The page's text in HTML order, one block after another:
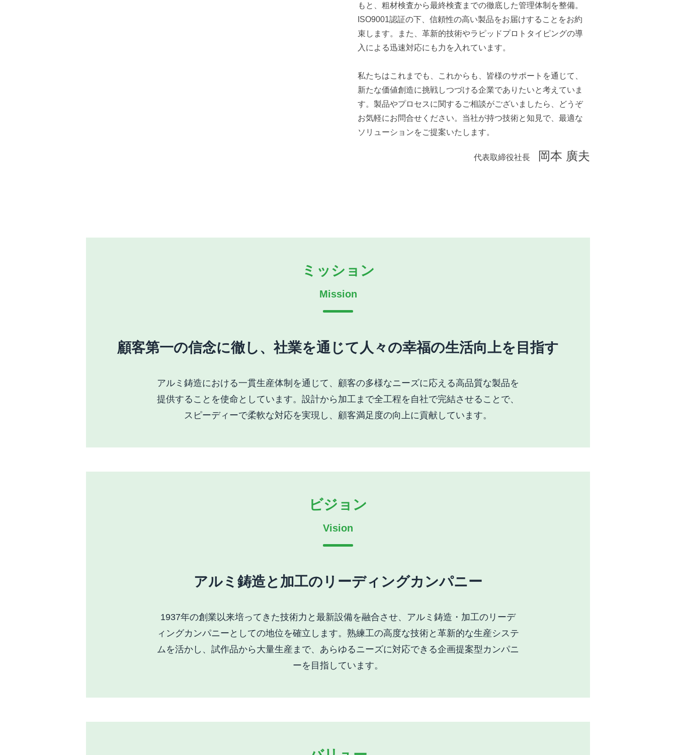
もと、粗材検査から最終検査までの徹底した管理体制を整備。
ISO9001認証の下、信頼性の高い製品をお届けすることをお約
束します。また、革新的技術やラピッドプロトタイピングの導
入による迅速対応にも力を入れています。
私たちはこれまでも、これからも、皆様のサポートを通じて、
新たな価値創造に挑戦しつづける企業でありたいと考えていま
す。製品やプロセスに関するご相談がございましたら、どうぞ
お気軽にお問合せください。当社が持つ技術と知見で、最適な
ソリューションをご提案いたします。
代表取締役社長 岡本 廣夫
ミッション
Mission
顧客第一の信念に徹し、社業を通じて人々の幸福の生活向上を目指す
アルミ鋳造における一貫生産体制を通じて、顧客の多様なニーズに応える高品質な製品を
提供することを使命としています。設計から加工まで全工程を自社で完結させることで、
スピーディーで柔軟な対応を実現し、顧客満足度の向上に貢献しています。
ビジョン
Vision
アルミ鋳造と加工のリーディングカンパニー
1937年の創業以来培ってきた技術力と最新設備を融合させ、アルミ鋳造・加工のリーデ
ィングカンパニーとしての地位を確立します。熟練工の高度な技術と革新的な生産システ
ムを活かし、試作品から大量生産まで、あらゆるニーズに対応できる企画提案型カンパニ
ーを目指しています。